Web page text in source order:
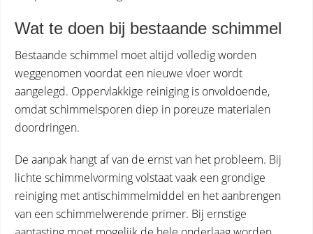
Wat te doen bij bestaande schimmel
Bestaande schimmel moet altijd volledig worden
weggenomen voordat een nieuwe vloer wordt
aangelegd. Oppervlakkige reiniging is onvoldoende,
omdat schimmelsporen diep in poreuze materialen
doordringen.
De aanpak hangt af van de ernst van het probleem. Bij
lichte schimmelvorming volstaat vaak een grondige
reiniging met antischimmelmiddel en het aanbrengen
van een schimmelwerende primer. Bij ernstige